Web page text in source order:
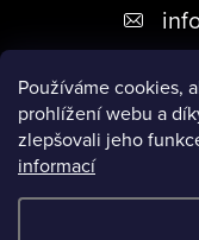
Používáme cookies,
prohlížení webu a
zlepšovali jeho
informací
a
Užitečné